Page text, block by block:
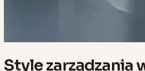
Style zarządzania